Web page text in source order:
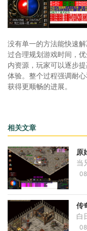
没有单一的方法能快速
过合理规划游戏时间，
内资源，玩家可以逐步
体验。整个过程强调耐
获得更顺畅的进展。
相关文章
原
传